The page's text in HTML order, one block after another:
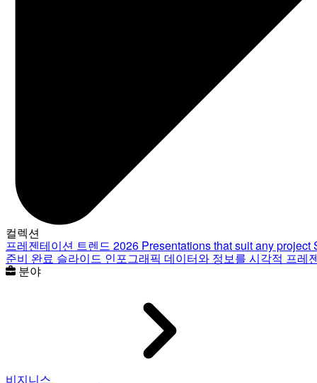
컬렉션
프레젠테이션 트렌드 2026 Presentations that suit any project
준비 완료 슬라이드 인포그래픽 데이터와 정보를 시각적 프레
분야
비지니스